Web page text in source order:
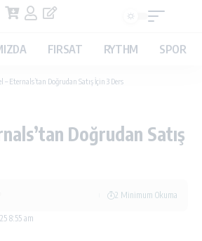
FIRSAT RYTHM SPOR
– Eternals’tan Doğrudan Satış İçin 3 Ders
Doğrudan Satış
8:55 am
2 Minimum Okuma